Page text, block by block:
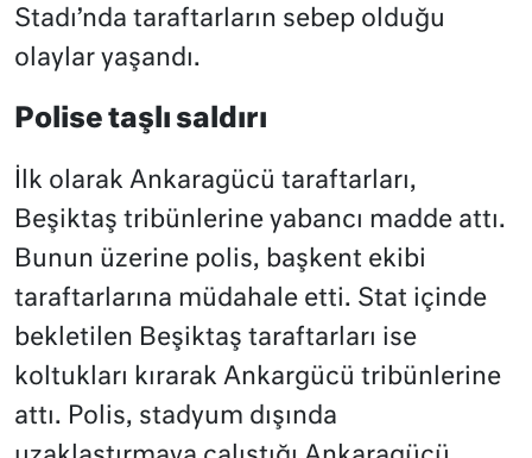
Stadı’nda taraftarların sebep olduğu
olaylar yaşandı.
Polise taşlı saldırı
İlk olarak Ankaragücü taraftarları,
Beşiktaş tribünlerine yabancı madde attı.
Bunun üzerine polis, başkent ekibi
taraftarlarına müdahale etti. Stat içinde
bekletilen Beşiktaş taraftarları ise
koltukları kırarak Ankargücü tribünlerine
attı. Polis, stadyum dışında